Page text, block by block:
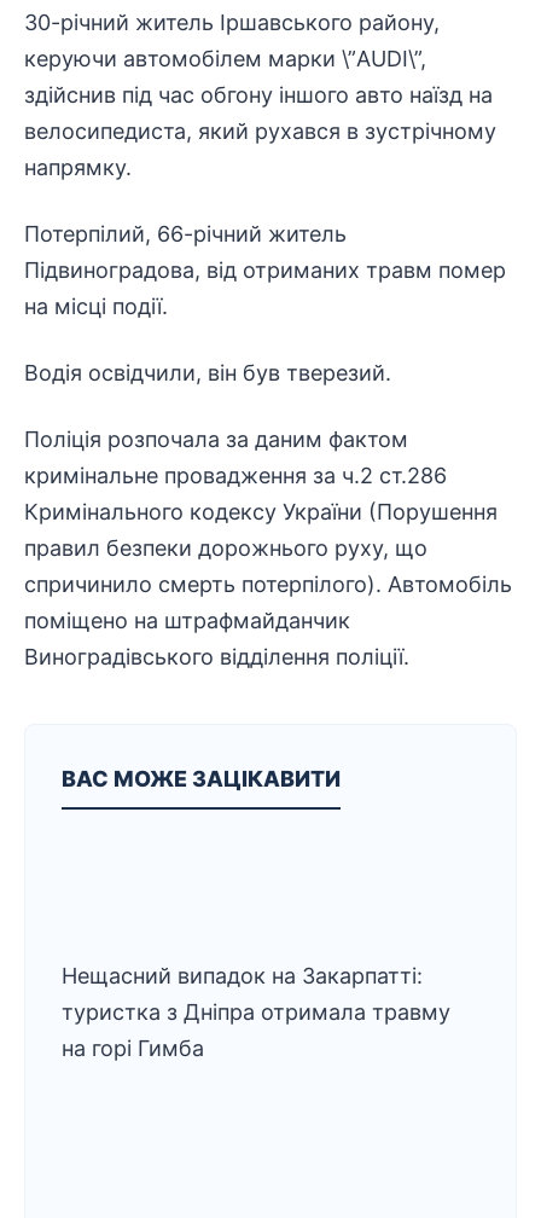
30-річний житель Іршавського району,
керуючи автомобілем марки \”AUDI\”,
здійснив під час обгону іншого авто наїзд на
велосипедиста, який рухався в зустрічному
напрямку.
Потерпілий, 66-річний житель
Підвиноградова, від отриманих травм помер
на місці події.
Водія освідчили, він був тверезий.
Поліція розпочала за даним фактом
кримінальне провадження за ч.2 ст.286
Кримінального кодексу України (Порушення
правил безпеки дорожнього руху, що
спричинило смерть потерпілого). Автомобіль
поміщено на штрафмайданчик
Виноградівського відділення поліції.
ВАС МОЖЕ ЗАЦІКАВИТИ
Нещасний випадок на Закарпатті:
туристка з Дніпра отримала травму
на горі Гимба